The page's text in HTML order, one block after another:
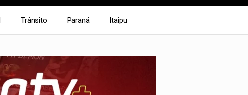
Trânsito Paraná Itaipu